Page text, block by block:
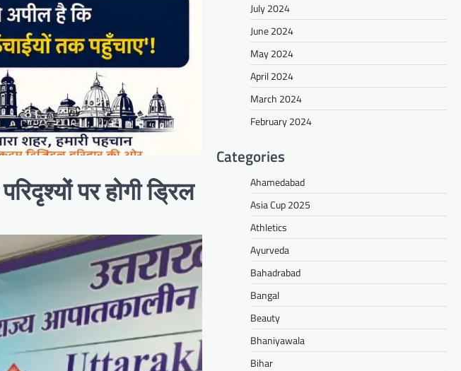
पर होगी ड्रिल
July 2024
June 2024
May 2024
April 2024
March 2024
February 2024
Categories
Ahamedabad
Asia Cup 2025
Athletics
Ayurveda
Bahadrabad
Bangal
Beauty
Bhaniyawala
Bihar